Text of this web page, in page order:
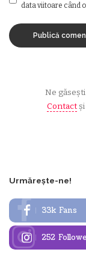
data viitoare când
Ne
Contact
Urmărește-ne!
33k Fans
252